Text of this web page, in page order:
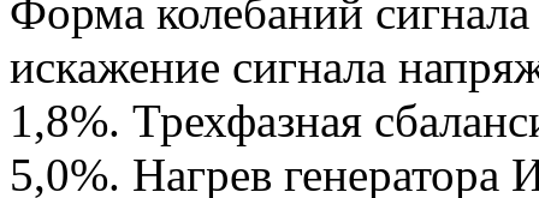
Форма колебаний
искажение сигнала
1,8%. Трехфазная
5,0%. Нагрев генератора